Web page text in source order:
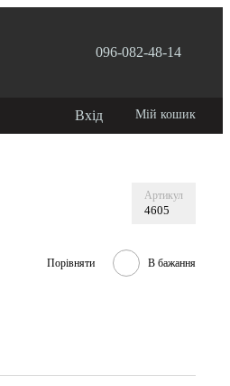
096-082-48-14
Вхід Мій кошик
Артикул
4605
Порівняти В бажання